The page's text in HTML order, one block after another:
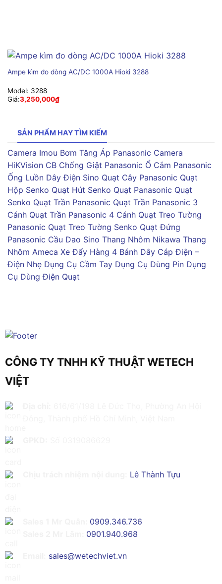
Ampe kìm đo dòng AC/DC 1000A Hioki 3288
Model: 3288
Giá:3,250,000₫
SẢN PHẨM HAY TÌM KIẾM
Camera Imou Bơm Tăng Áp Panasonic Camera
HiKVision CB Chống Giật Panasonic Ổ Cắm Panasonic
Ống Luồn Dây Điện Sino Quạt Cây Panasonic Quạt
Hộp Senko Quạt Hút Senko Quạt Panasonic Quạt
Senko Quạt Trần Panasonic Quạt Trần Panasonic 3
Cánh Quạt Trần Panasonic 4 Cánh Quạt Treo Tường
Panasonic Quạt Treo Tường Senko Quạt Đứng
Panasonic Cầu Dao Sino Thang Nhôm Nikawa Thang
Nhôm Ameca Xe Đẩy Hàng 4 Bánh Dây Cáp Điện –
Điện Nhẹ Dụng Cụ Cầm Tay Dụng Cụ Dùng Pin Dụng
Cụ Dùng Điện Quạt
CÔNG TY TNHH KỸ THUẬT WETECH
VIỆT
Lê Thành Tựu
0909.346.736
0901.940.968
sales@wetechviet.vn